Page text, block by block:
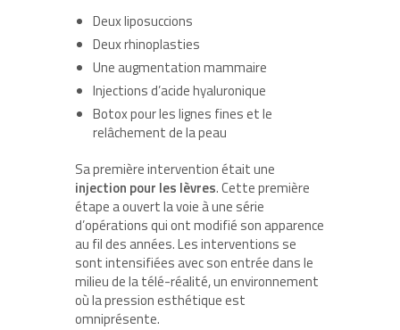
Deux liposuccions
Deux rhinoplasties
Une augmentation mammaire
Injections d’acide hyaluronique
Botox pour les lignes fines et le
relâchement de la peau
Sa première intervention était une
injection pour les lèvres. Cette première
étape a ouvert la voie à une série
d’opérations qui ont modifié son apparence
au fil des années. Les interventions se
sont intensifiées avec son entrée dans le
milieu de la télé-réalité, un environnement
où la pression esthétique est
omniprésente.